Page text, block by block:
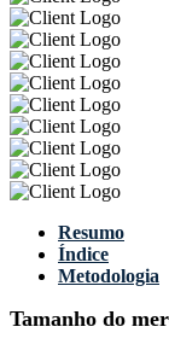
Resumo
Índice
Metodologia
Tamanho do